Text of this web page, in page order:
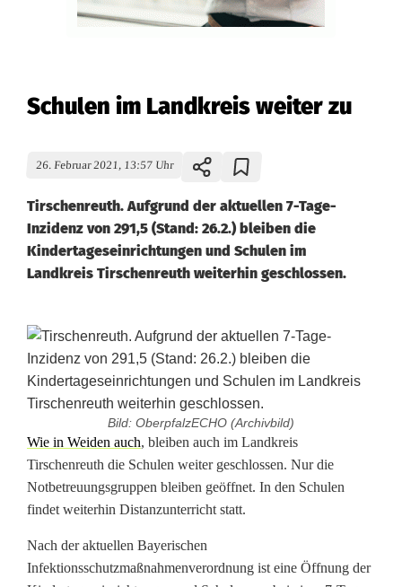
Schulen im Landkreis weiter zu
26. Februar 2021, 13:57 Uhr
Tirschenreuth. Aufgrund der aktuellen 7-Tage-
Inzidenz von 291,5 (Stand: 26.2.) bleiben die
Kindertageseinrichtungen und Schulen im
Landkreis Tirschenreuth weiterhin geschlossen.
Bild: OberpfalzECHO (Archivbild)
S
c
h
u
Wie in Weiden auch, bleiben auch im Landkreis
Tirschenreuth die Schulen weiter geschlossen. Nur die
Notbetreuungsgruppen bleiben geöffnet. In den Schulen
findet weiterhin Distanzunterricht statt.
Nach der aktuellen Bayerischen
Infektionsschutzmaßnahmenverordnung ist eine Öffnung der